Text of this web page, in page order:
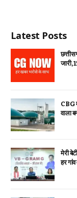
Latest Posts
जारी,
CBG
वाला
मेरी
हर